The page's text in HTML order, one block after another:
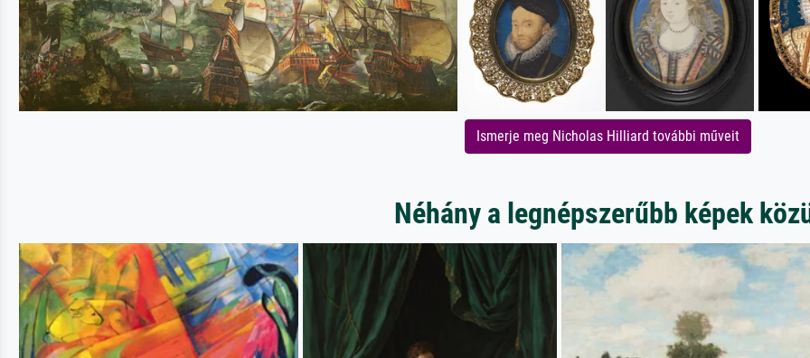
Ismerje meg Nicholas Hilliard további műveit
Néhány a legnépszerűbb képek